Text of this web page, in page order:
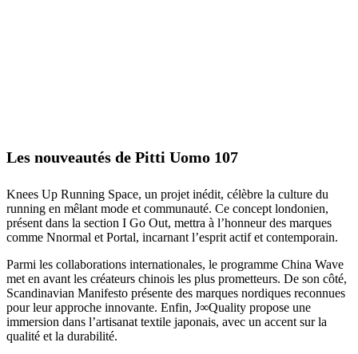
Les nouveautés de Pitti Uomo 107
Knees Up Running Space, un projet inédit, célèbre la culture du
running en mêlant mode et communauté. Ce concept londonien,
présent dans la section I Go Out, mettra à l’honneur des marques
comme Nnormal et Portal, incarnant l’esprit actif et contemporain.
Parmi les collaborations internationales, le programme China Wave
met en avant les créateurs chinois les plus prometteurs. De son côté,
Scandinavian Manifesto présente des marques nordiques reconnues
pour leur approche innovante. Enfin, J∞Quality propose une
immersion dans l’artisanat textile japonais, avec un accent sur la
qualité et la durabilité.